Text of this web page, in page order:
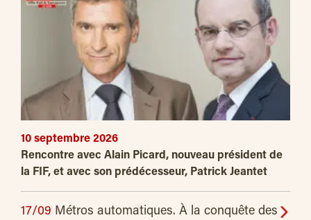
10 septembre 2026
Rencontre avec Alain Picard, nouveau président de
la FIF, et avec son prédécesseur, Patrick Jeantet
17/09 Métros automatiques. À la conquête des